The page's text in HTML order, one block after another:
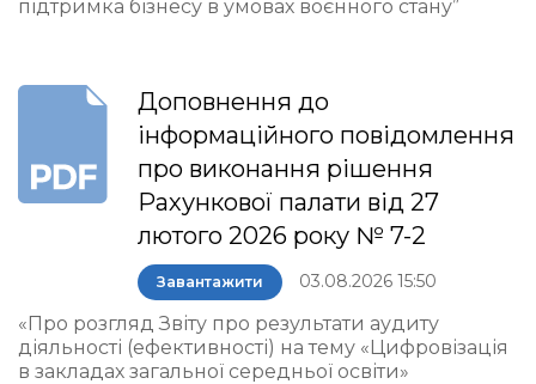
підтримка бізнесу в умовах воєнного стану”
Доповнення до
інформаційного повідомлення
про виконання рішення
Рахункової палати від 27
лютого 2026 року № 7-2
Завантажити 03.08.2026 15:50
«Про розгляд Звіту про результати аудиту
діяльності (ефективності) на тему «Цифровізація
в закладах загальної середньої освіти»